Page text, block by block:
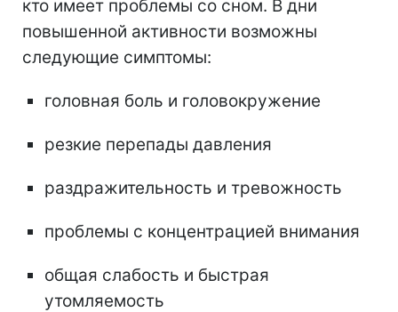
кто имеет проблемы со сном. В дни
повышенной активности возможны
следующие симптомы:
головная боль и головокружение
резкие перепады давления
раздражительность и тревожность
проблемы с концентрацией внимания
общая слабость и быстрая
утомляемость